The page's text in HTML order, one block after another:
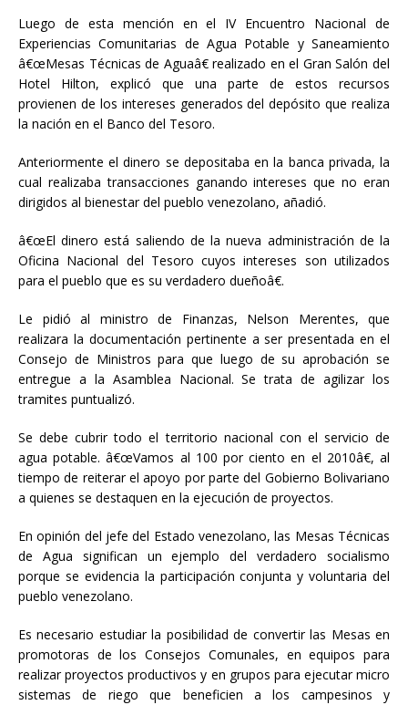
Luego de esta mención en el IV Encuentro Nacional de
Experiencias Comunitarias de Agua Potable y Saneamiento
â€œMesas Técnicas de Aguaâ€ realizado en el Gran Salón del
Hotel Hilton, explicó que una parte de estos recursos
provienen de los intereses generados del depósito que realiza
la nación en el Banco del Tesoro.
Anteriormente el dinero se depositaba en la banca privada, la
cual realizaba transacciones ganando intereses que no eran
dirigidos al bienestar del pueblo venezolano, añadió.
â€œEl dinero está saliendo de la nueva administración de la
Oficina Nacional del Tesoro cuyos intereses son utilizados
para el pueblo que es su verdadero dueñoâ€.
Le pidió al ministro de Finanzas, Nelson Merentes, que
realizara la documentación pertinente a ser presentada en el
Consejo de Ministros para que luego de su aprobación se
entregue a la Asamblea Nacional. Se trata de agilizar los
tramites puntualizó.
Se debe cubrir todo el territorio nacional con el servicio de
agua potable. â€œVamos al 100 por ciento en el 2010â€, al
tiempo de reiterar el apoyo por parte del Gobierno Bolivariano
a quienes se destaquen en la ejecución de proyectos.
En opinión del jefe del Estado venezolano, las Mesas Técnicas
de Agua significan un ejemplo del verdadero socialismo
porque se evidencia la participación conjunta y voluntaria del
pueblo venezolano.
Es necesario estudiar la posibilidad de convertir las Mesas en
promotoras de los Consejos Comunales, en equipos para
realizar proyectos productivos y en grupos para ejecutar micro
sistemas de riego que beneficien a los campesinos y